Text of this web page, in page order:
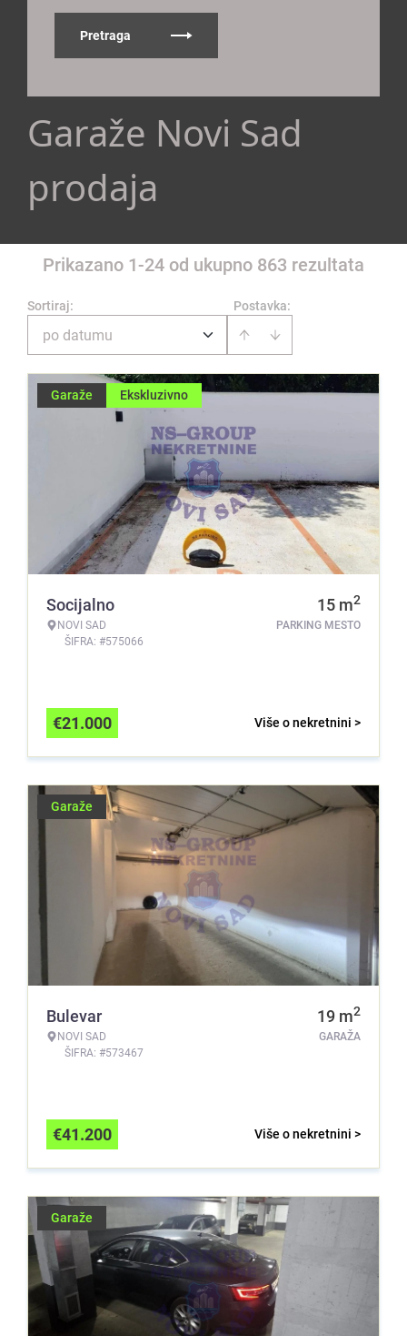
Pretraga
Garaže Novi Sad
prodaja
Prikazano 1-24 od ukupno 863 rezultata
Postavka:
Sortiraj:
po datumu
Garaže Ekskluzivno
Socijalno
NOVI SAD
ŠIFRA: #575066
15 m2
PARKING MESTO
Više o nekretnini >
€21.000
Garaže
Bulevar
NOVI SAD
ŠIFRA: #573467
19 m2
GARAŽA
Više o nekretnini >
€41.200
Garaže